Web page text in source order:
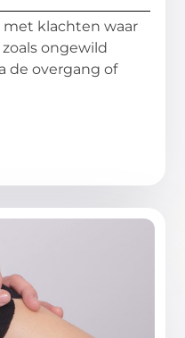
met klachten waar
ongewild
de overgang of